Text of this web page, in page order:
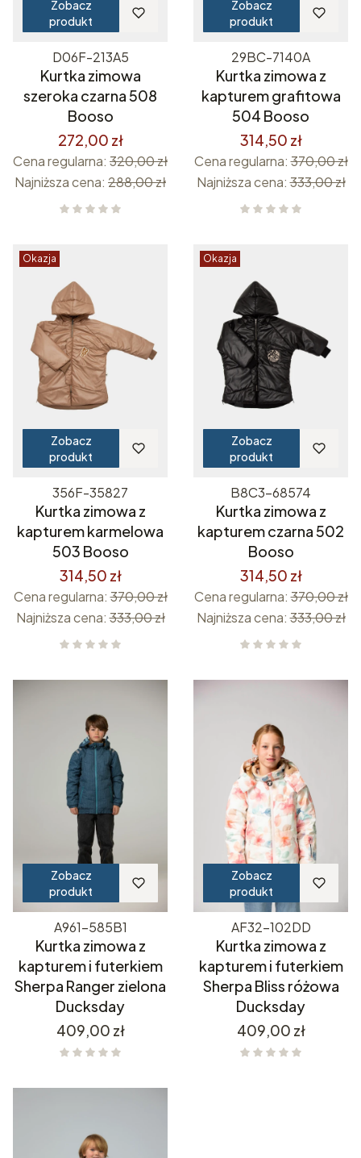
Zobacz
produkt
D06F-213A5
Kurtka zimowa
szeroka czarna 508
Booso
272,00 zł
Cena regularna: 320,00 zł
Najniższa cena: 288,00 zł
Zobacz
produkt
29BC-7140A
Kurtka zimowa z
kapturem grafitowa
504 Booso
314,50 zł
Cena regularna: 370,00 zł
Najniższa cena: 333,00 zł
Okazja
Zobacz
produkt
356F-35827
Kurtka zimowa z
kapturem karmelowa
503 Booso
314,50 zł
Cena regularna: 370,00 zł
Najniższa cena: 333,00 zł
Okazja
Zobacz
produkt
B8C3-68574
Kurtka zimowa z
kapturem czarna 502
Booso
314,50 zł
Cena regularna: 370,00 zł
Najniższa cena: 333,00 zł
Zobacz
produkt
A961-585B1
Kurtka zimowa z
kapturem i futerkiem
Sherpa Ranger zielona
Ducksday
Cena
409,00 zł
Zobacz
produkt
AF32-102DD
Kurtka zimowa z
kapturem i futerkiem
Sherpa Bliss różowa
Ducksday
Cena
409,00 zł